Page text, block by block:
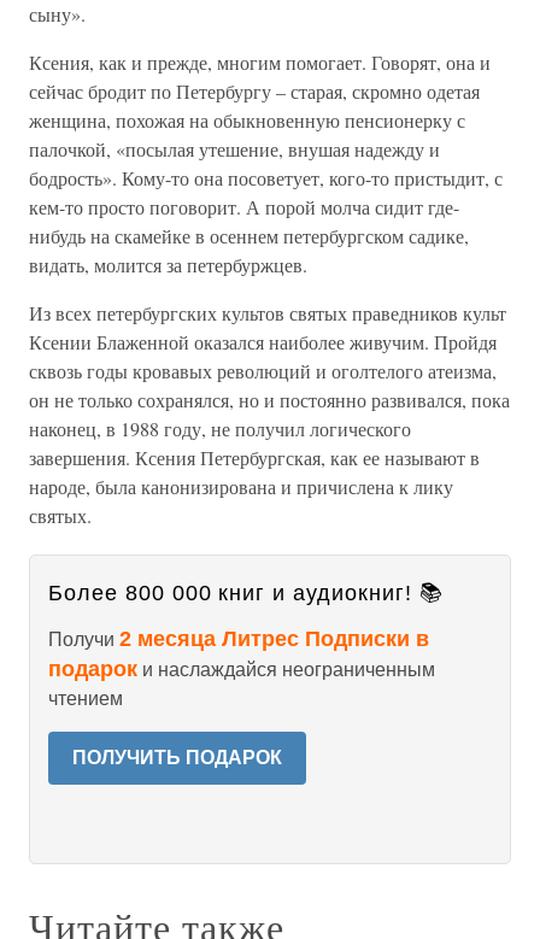
сыну».
Ксения, как и прежде, многим помогает. Говорят, она и
сейчас бродит по Петербургу – старая, скромно одетая
женщина, похожая на обыкновенную пенсионерку с
палочкой, «посылая утешение, внушая надежду и
бодрость». Кому-то она посоветует, кого-то пристыдит, с
кем-то просто поговорит. А порой молча сидит где-
нибудь на скамейке в осеннем петербургском садике,
видать, молится за петербуржцев.
Из всех петербургских культов святых праведников культ
Ксении Блаженной оказался наиболее живучим. Пройдя
сквозь годы кровавых революций и оголтелого атеизма,
он не только сохранялся, но и постоянно развивался, пока
наконец, в 1988 году, не получил логического
завершения. Ксения Петербургская, как ее называют в
народе, была канонизирована и причислена к лику
святых.
Более 800 000 книг и аудиокниг! 📚
Получи 2 месяца Литрес Подписки в
подарок и наслаждайся неограниченным
чтением
ПОЛУЧИТЬ ПОДАРОК
Читайте также